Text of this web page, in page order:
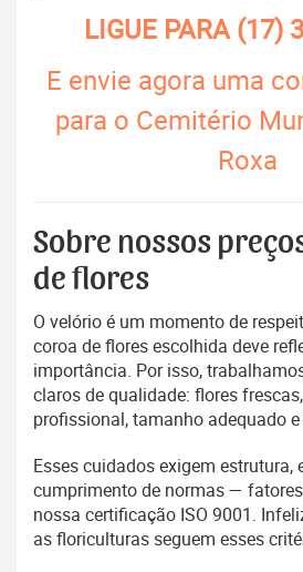
LIGUE PARA(17)
E envie agora uma
para o Cemitério
Roxa
Sobre nossos
de flores
O velório é um momento de
coroa de flores escolhida deve
importância. Por isso,
claros de qualidade: flores
profissional, tamanho adequado
Esses cuidados exigem estrutura,
cumprimento de normas —
nossa certificação ISO 9001.
as floriculturas seguem esses